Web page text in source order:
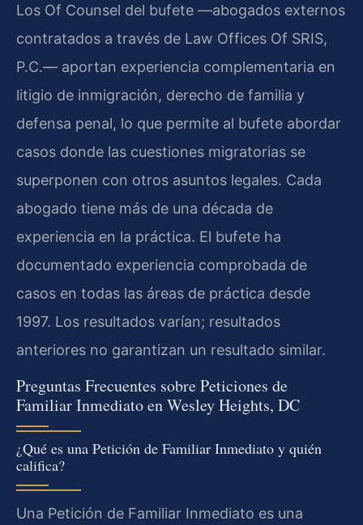
Los Of Counsel del bufete —abogados externos
contratados a través de Law Offices Of SRIS,
P.C.— aportan experiencia complementaria en
litigio de inmigración, derecho de familia y
defensa penal, lo que permite al bufete abordar
casos donde las cuestiones migratorias se
superponen con otros asuntos legales. Cada
abogado tiene más de una década de
experiencia en la práctica. El bufete ha
documentado experiencia comprobada de
casos en todas las áreas de práctica desde
1997. Los resultados varían; resultados
anteriores no garantizan un resultado similar.
Preguntas Frecuentes sobre Peticiones de
Familiar Inmediato en Wesley Heights, DC
¿Qué es una Petición de Familiar Inmediato y quién
califica?
Una Petición de Familiar Inmediato es una